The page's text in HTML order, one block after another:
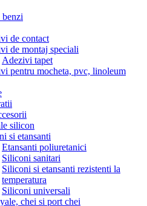
de contact
de montaj speciali
Adezivi tapet
pentru mocheta, pvc, linoleum
silicon
si etansanti
Etansanti poliuretanici
Siliconi sanitari
Siliconi si etansanti rezistenti la
temperatura
Siliconi universali
chei si port chei